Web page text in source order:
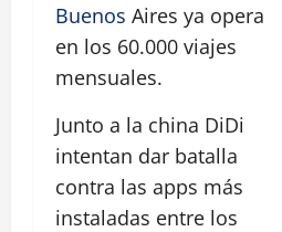
Buenos Aires ya opera
en los 60.000 viajes
mensuales.
Junto a la china DiDi
intentan dar batalla
contra las apps más
instaladas entre los